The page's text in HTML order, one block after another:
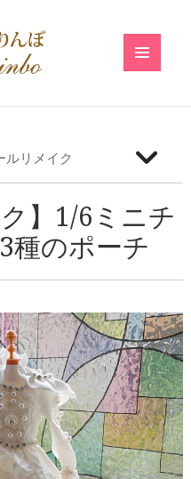
ルリメイク
リーフリルのベビード
きバラのベビードレ
スカートのベビード
チーフのポーチ＆ク
】1/6ミニチ
種のポーチ